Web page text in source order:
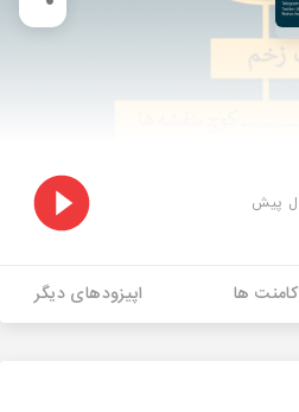
کامنت ها اپیزودهای دیگر